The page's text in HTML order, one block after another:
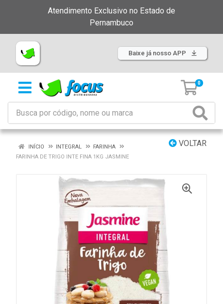
Atendimento Exclusivo no Estado de
Pernambuco
Baixe já nosso APP
0
VOLTAR
INÍCIO INTEGRAL
FARINHA
FARINHA DE TRIGO INTE FINA 1KG JASMINE